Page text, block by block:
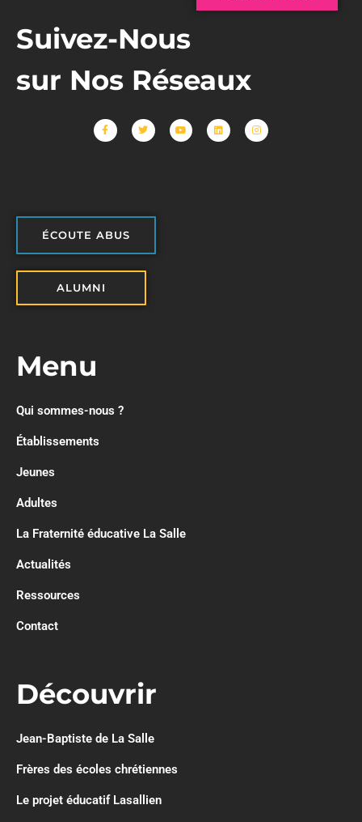
Suivez-Nous
sur Nos Réseaux
ÉCOUTE ABUS
ALUMNI
Menu
Qui sommes-nous ?
Établissements
Jeunes
Adultes
La Fraternité éducative La Salle
Actualités
Ressources
Contact
Découvrir
Jean-Baptiste de La Salle
Frères des écoles chrétiennes
Le projet éducatif Lasallien